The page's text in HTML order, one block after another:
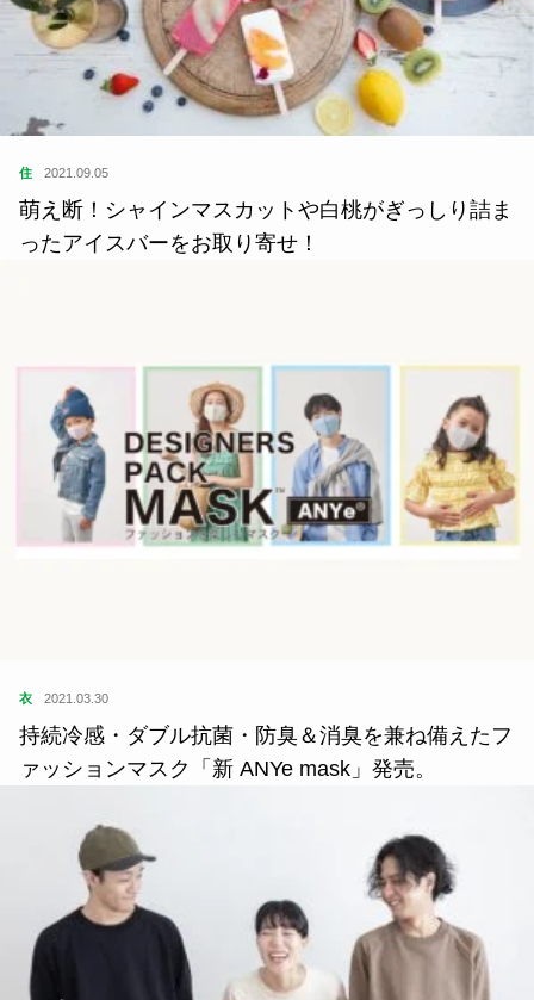
住 2021.09.05
萌え断！シャインマスカットや白桃がぎっしり詰ま
ったアイスバーをお取り寄せ！
衣 2021.03.30
持続冷感・ダブル抗菌・防臭＆消臭を兼ね備えたフ
ァッションマスク「新 ANYe mask」発売。